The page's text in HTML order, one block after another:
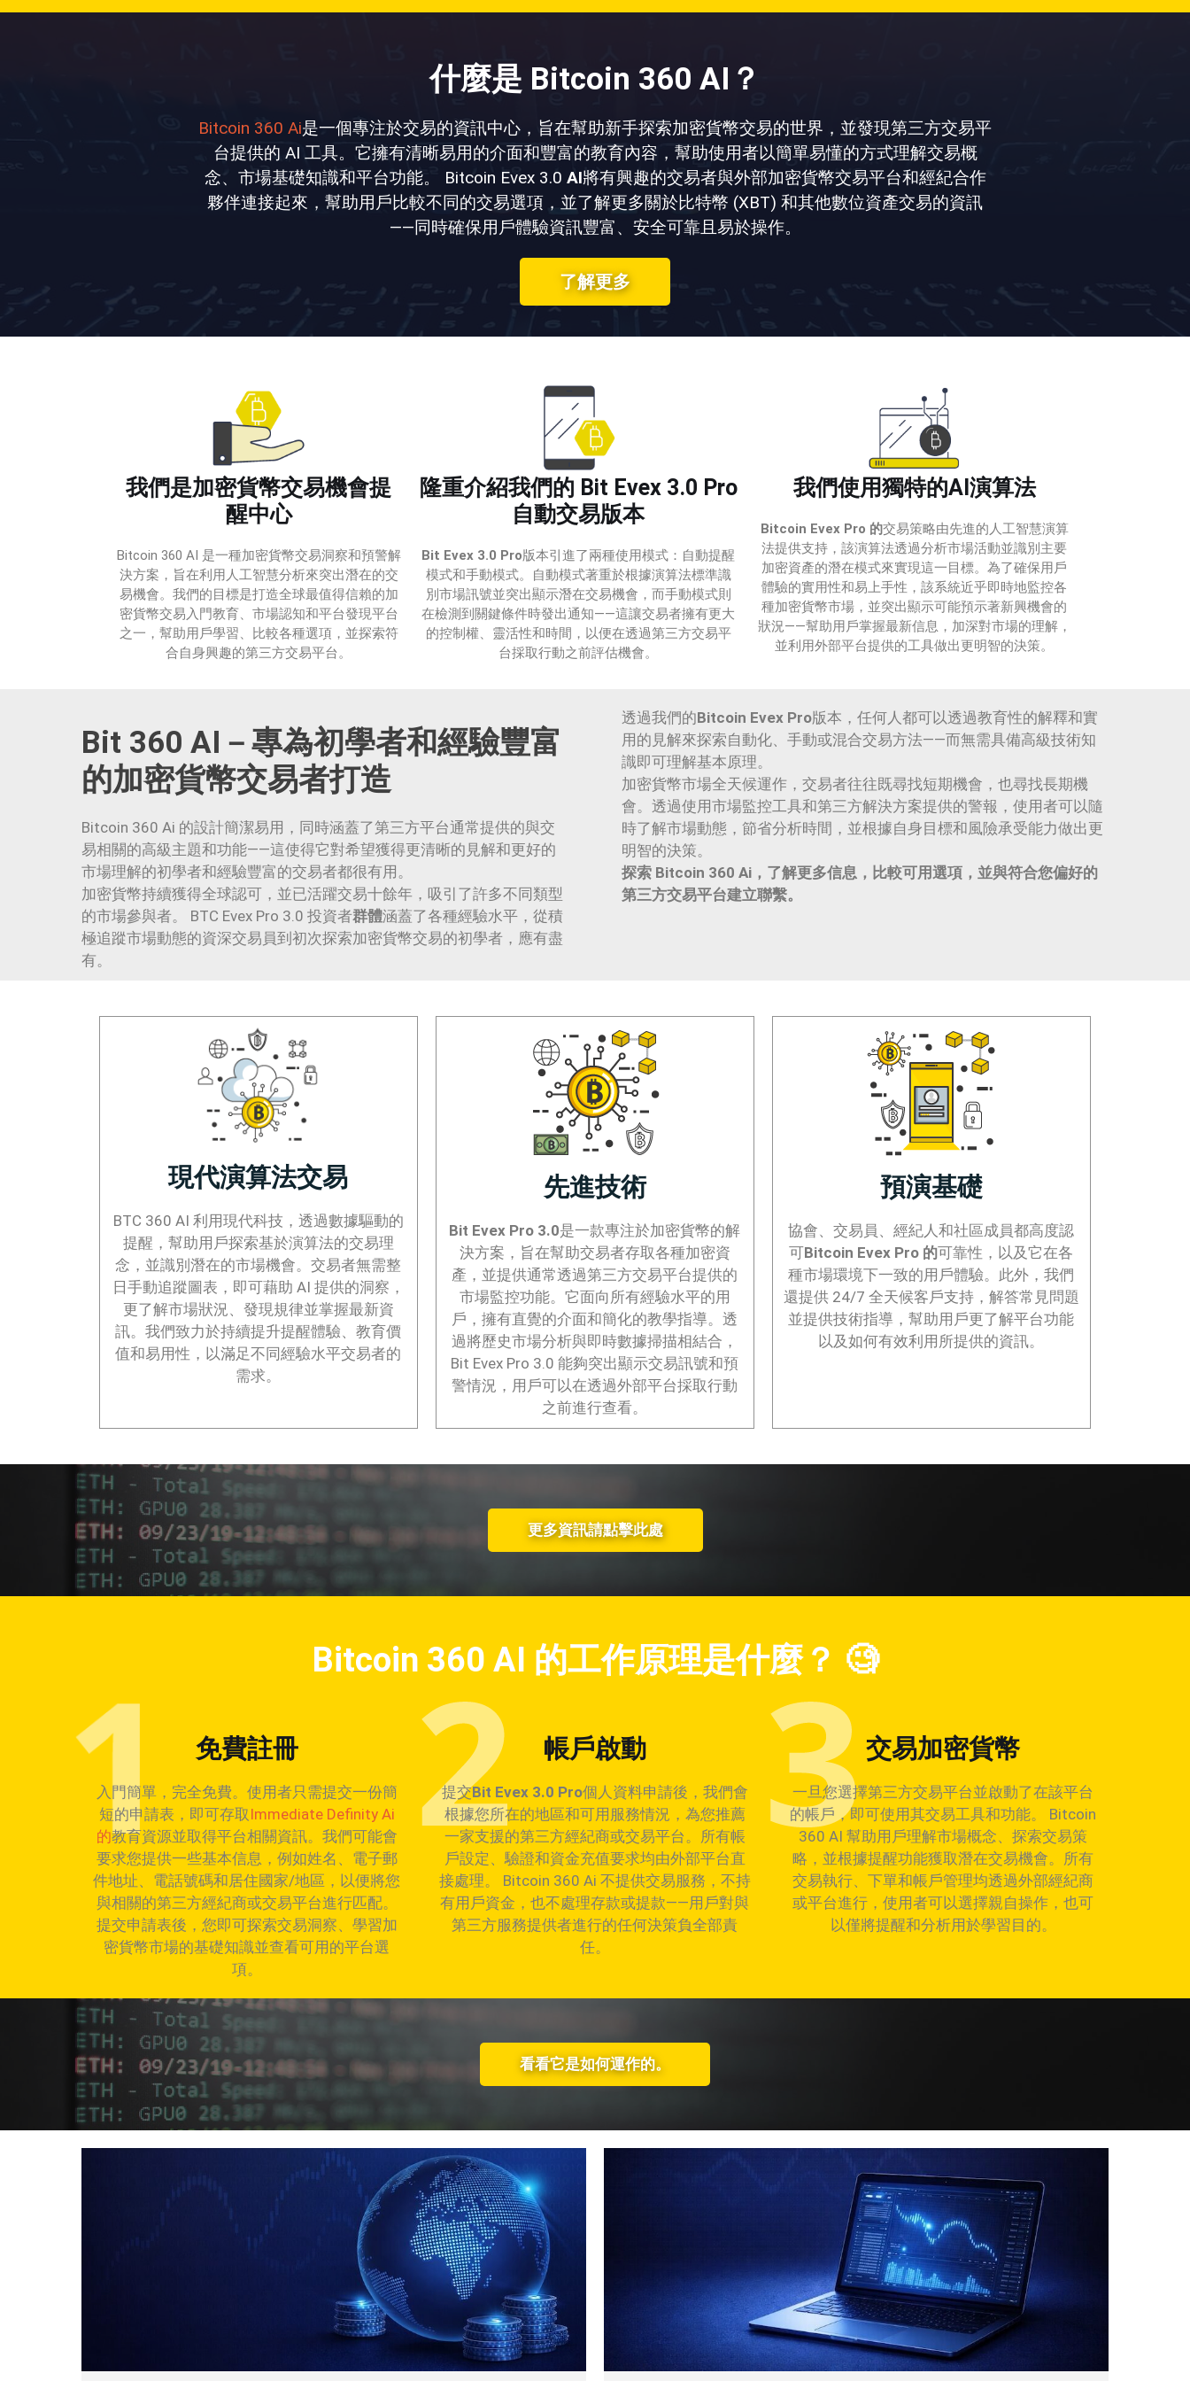
什麼是 Bitcoin 360 AI？
Bitcoin 360 Ai是一個專注於交易的資訊中心，旨在幫助新手探索加密貨幣交易的世界，並發現第三方交易平
台提供的 AI 工具。它擁有清晰易用的介面和豐富的教育內容，幫助使用者以簡單易懂的方式理解交易概
念、市場基礎知識和平台功能。 Bitcoin Evex 3.0 AI將有興趣的交易者與外部加密貨幣交易平台和經紀合作
夥伴連接起來，幫助用戶比較不同的交易選項，並了解更多關於比特幣 (XBT) 和其他數位資產交易的資訊
——同時確保用戶體驗資訊豐富、安全可靠且易於操作。
了解更多
我們是加密貨幣交易機會提
醒中心
Bitcoin 360 AI 是一種加密貨幣交易洞察和預警解
決方案，旨在利用人工智慧分析來突出潛在的交
易機會。我們的目標是打造全球最值得信賴的加
密貨幣交易入門教育、市場認知和平台發現平台
之一，幫助用戶學習、比較各種選項，並探索符
合自身興趣的第三方交易平台。
隆重介紹我們的 Bit Evex 3.0 Pro
自動交易版本
Bit Evex 3.0 Pro版本引進了兩種使用模式：自動提醒
模式和手動模式。自動模式著重於根據演算法標準識
別市場訊號並突出顯示潛在交易機會，而手動模式則
在檢測到關鍵條件時發出通知——這讓交易者擁有更大
的控制權、靈活性和時間，以便在透過第三方交易平
台採取行動之前評估機會。
我們使用獨特的AI演算法
Bitcoin Evex Pro 的交易策略由先進的人工智慧演算
法提供支持，該演算法透過分析市場活動並識別主要
加密資產的潛在模式來實現這一目標。為了確保用戶
體驗的實用性和易上手性，該系統近乎即時地監控各
種加密貨幣市場，並突出顯示可能預示著新興機會的
狀況——幫助用戶掌握最新信息，加深對市場的理解，
並利用外部平台提供的工具做出更明智的決策。
Bit 360 AI－專為初學者和經驗豐富
的加密貨幣交易者打造
Bitcoin 360 Ai 的設計簡潔易用，同時涵蓋了第三方平台通常提供的與交
易相關的高級主題和功能——這使得它對希望獲得更清晰的見解和更好的
市場理解的初學者和經驗豐富的交易者都很有用。
加密貨幣持續獲得全球認可，並已活躍交易十餘年，吸引了許多不同類型
的市場參與者。 BTC Evex Pro 3.0 投資者群體涵蓋了各種經驗水平，從積
極追蹤市場動態的資深交易員到初次探索加密貨幣交易的初學者，應有盡
有。
透過我們的Bitcoin Evex Pro版本，任何人都可以透過教育性的解釋和實
用的見解來探索自動化、手動或混合交易方法——而無需具備高級技術知
識即可理解基本原理。
加密貨幣市場全天候運作，交易者往往既尋找短期機會，也尋找長期機
會。透過使用市場監控工具和第三方解決方案提供的警報，使用者可以隨
時了解市場動態，節省分析時間，並根據自身目標和風險承受能力做出更
明智的決策。
探索 Bitcoin 360 Ai，了解更多信息，比較可用選項，並與符合您偏好的
第三方交易平台建立聯繫。
現代演算法交易
BTC 360 AI 利用現代科技，透過數據驅動的
提醒，幫助用戶探索基於演算法的交易理
念，並識別潛在的市場機會。交易者無需整
日手動追蹤圖表，即可藉助 AI 提供的洞察，
更了解市場狀況、發現規律並掌握最新資
訊。我們致力於持續提升提醒體驗、教育價
值和易用性，以滿足不同經驗水平交易者的
需求。
先進技術
Bit Evex Pro 3.0是一款專注於加密貨幣的解
決方案，旨在幫助交易者存取各種加密資
產，並提供通常透過第三方交易平台提供的
市場監控功能。它面向所有經驗水平的用
戶，擁有直覺的介面和簡化的教學指導。透
過將歷史市場分析與即時數據掃描相結合，
Bit Evex Pro 3.0 能夠突出顯示交易訊號和預
警情況，用戶可以在透過外部平台採取行動
之前進行查看。
預演基礎
協會、交易員、經紀人和社區成員都高度認
可Bitcoin Evex Pro 的可靠性，以及它在各
種市場環境下一致的用戶體驗。此外，我們
還提供 24/7 全天候客戶支持，解答常見問題
並提供技術指導，幫助用戶更了解平台功能
以及如何有效利用所提供的資訊。
更多資訊請點擊此處
Bitcoin 360 AI 的工作原理是什麼？ 🧐
免費註冊
入門簡單，完全免費。使用者只需提交一份簡
短的申請表，即可存取 Immediate Definity Ai
的教育資源並取得平台相關資訊。我們可能會
要求您提供一些基本信息，例如姓名、電子郵
件地址、電話號碼和居住國家/地區，以便將您
與相關的第三方經紀商或交易平台進行匹配。
提交申請表後，您即可探索交易洞察、學習加
密貨幣市場的基礎知識並查看可用的平台選
項。
帳戶啟動
提交Bit Evex 3.0 Pro個人資料申請後，我們會
根據您所在的地區和可用服務情況，為您推薦
一家支援的第三方經紀商或交易平台。所有帳
戶設定、驗證和資金充值要求均由外部平台直
接處理。 Bitcoin 360 Ai 不提供交易服務，不持
有用戶資金，也不處理存款或提款——用戶對與
第三方服務提供者進行的任何決策負全部責
任。
交易加密貨幣
一旦您選擇第三方交易平台並啟動了在該平台
的帳戶，即可使用其交易工具和功能。 Bitcoin
360 AI 幫助用戶理解市場概念、探索交易策
略，並根據提醒功能獲取潛在交易機會。所有
交易執行、下單和帳戶管理均透過外部經紀商
或平台進行，使用者可以選擇親自操作，也可
以僅將提醒和分析用於學習目的。
看看它是如何運作的。